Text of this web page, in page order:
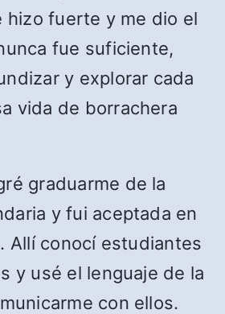
hizo fuerte y me dio el
fue suficiente,
y explorar cada
vida de borrachera
graduarme de la
y fui aceptada en
Allí conocí estudiantes
y usé el lenguaje de la
con ellos.